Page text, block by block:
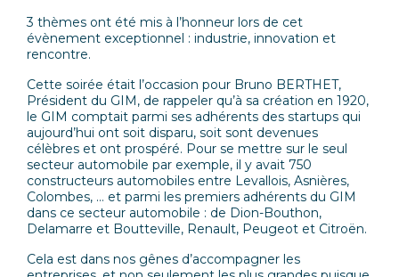
3 thèmes ont été mis à l’honneur lors de cet
évènement exceptionnel : industrie, innovation et
rencontre.
Cette soirée était l’occasion pour Bruno BERTHET,
Président du GIM, de rappeler qu’à sa création en 1920,
le GIM comptait parmi ses adhérents des startups qui
aujourd’hui ont soit disparu, soit sont devenues
célèbres et ont prospéré. Pour se mettre sur le seul
secteur automobile par exemple, il y avait 750
constructeurs automobiles entre Levallois, Asnières,
Colombes, … et parmi les premiers adhérents du GIM
dans ce secteur automobile : de Dion-Bouthon,
Delamarre et Boutteville, Renault, Peugeot et Citroën.
Cela est dans nos gênes d’accompagner les